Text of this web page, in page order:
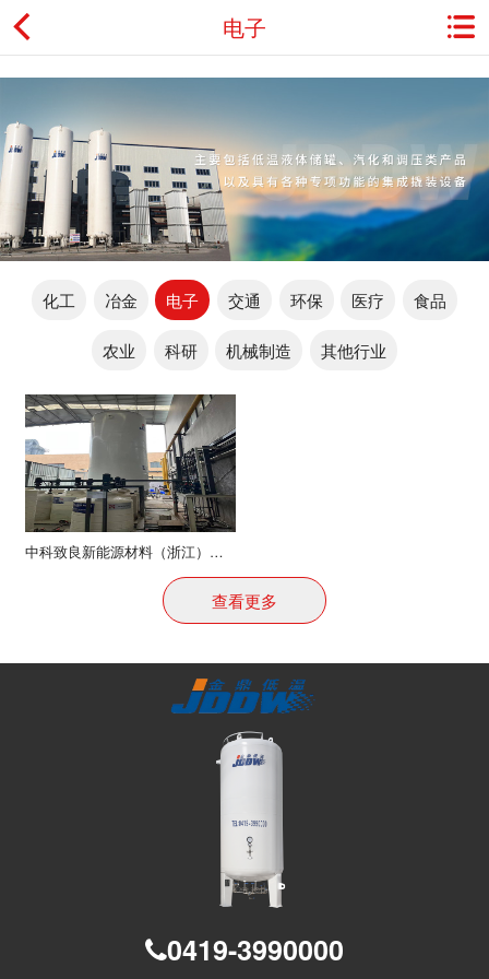
电子
首页
关于金鼎
资讯动态
产品展示
典型应用
工程案例
用户服务
联系我们
化工 冶金 电子 交通 环保 医疗 食品
农业 科研 机械制造 其他行业
中科致良新能源材料（浙江）有限公司项目
查看更多
0419-3990000